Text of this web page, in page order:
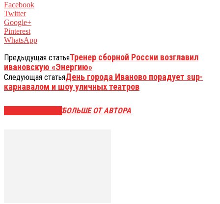
Facebook
Twitter
Google+
Pinterest
WhatsApp
Предыдущая статьяТренер сборной России возглавил
ивановскую «Энергию»
Следующая статьяДень города Иваново порадует sup-
карнавалом и шоу уличных театров
БОЛЬШЕ ОТ АВТОРА